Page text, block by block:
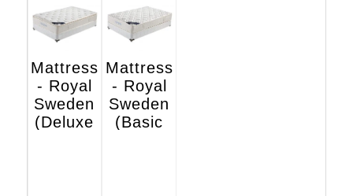
Mattress
- Royal
Sweden
(Deluxe
Mattress
- Royal
Sweden
(Basic